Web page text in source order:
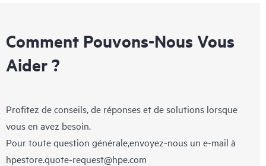
Comment Pouvons-Nous Vous
Aider ?
Profitez de conseils, de réponses et de solutions lorsque
vous en avez besoin.
Pour toute question générale,envoyez-nous un e-mail à
hpestore.quote-request@hpe.com